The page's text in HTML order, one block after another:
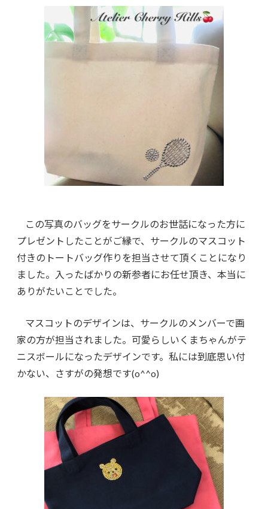
この写真のバッグをサークルのお世話になった方に
プレゼントしたことがご縁で、サークルのマスコット
付きのトートバッグ作りを担当させて頂くことになり
ました。入ったばかりの新参者にお任せ頂き、本当に
ありがたいことでした。
マスコットのデザインは、サークルのメンバーで画
家の方が担当されました。可愛らしいくまちゃんがテ
ニスボールになったデザインです。 私には到底思い付
かない、さすがの発想です(o^^o)